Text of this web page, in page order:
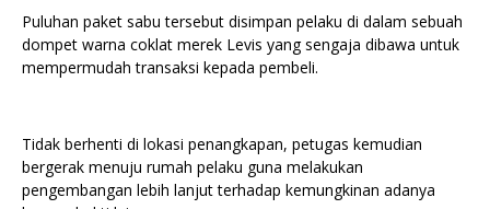
Puluhan paket sabu tersebut disimpan pelaku di dalam sebuah
dompet warna coklat merek Levis yang sengaja dibawa untuk
mempermudah transaksi kepada pembeli.
Tidak berhenti di lokasi penangkapan, petugas kemudian
bergerak menuju rumah pelaku guna melakukan
pengembangan lebih lanjut terhadap kemungkinan adanya